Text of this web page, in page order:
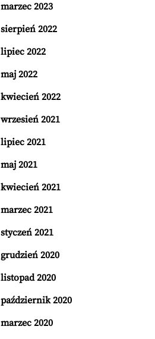
marzec 2023
sierpień 2022
lipiec 2022
maj 2022
kwiecień 2022
wrzesień 2021
lipiec 2021
maj 2021
kwiecień 2021
marzec 2021
styczeń 2021
grudzień 2020
listopad 2020
październik 2020
marzec 2020